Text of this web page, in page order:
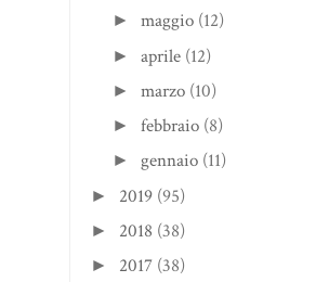
►maggio (12)
►aprile (12)
►marzo (10)
►febbraio (8)
►gennaio (11)
► 2019 (95)
► 2018 (38)
► 2017 (38)